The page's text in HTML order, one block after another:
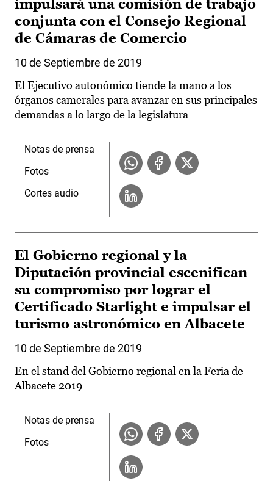
impulsará una comisión de trabajo
conjunta con el Consejo Regional
de Cámaras de Comercio
10 de Septiembre de 2019
El Ejecutivo autonómico tiende la mano a los
órganos camerales para avanzar en sus principales
demandas a lo largo de la legislatura
Notas de prensa
Fotos
Cortes audio
El Gobierno regional y la
Diputación provincial escenifican
su compromiso por lograr el
Certificado Starlight e impulsar el
turismo astronómico en Albacete
10 de Septiembre de 2019
En el stand del Gobierno regional en la Feria de
Albacete 2019
Notas de prensa
Fotos